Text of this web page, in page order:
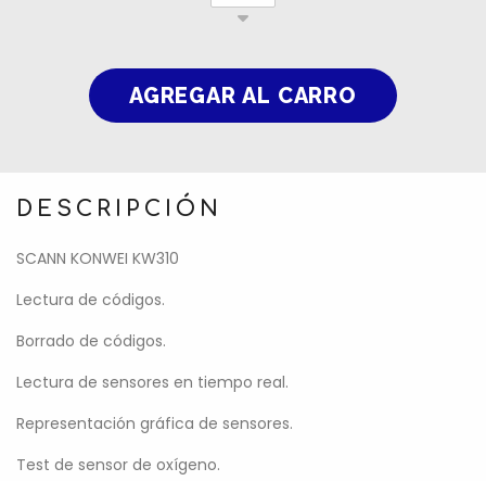
DESCRIPCIÓN
SCANN KONWEI KW310
Lectura de códigos.
Borrado de códigos.
Lectura de sensores en tiempo real.
Representación gráfica de sensores.
Test de sensor de oxígeno.